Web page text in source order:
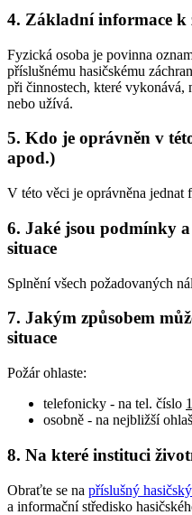
4. Základní informace k
Fyzická osoba je povinna
příslušnému hasičskému
při činnostech, které vykonává,
nebo užívá.
5. Kdo je oprávněn v
apod.)
V této věci je oprávněna jednat
6. Jaké jsou podmínky
situace
Splnění všech požadovaných
7. Jakým způsobem
situace
Požár ohlaste:
telefonicky - na tel. číslo
osobně - na nejbližší
8. Na které instituci
Obraťte se na příslušný
a informační středisko